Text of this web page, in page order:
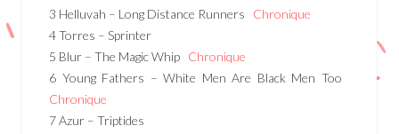
3 Helluvah – Long Distance Runners Chronique
4 Torres – Sprinter
5 Blur – The Magic Whip Chronique
6 Young Fathers – White Men Are Black Men Too
Chronique
7 Azur – Triptides